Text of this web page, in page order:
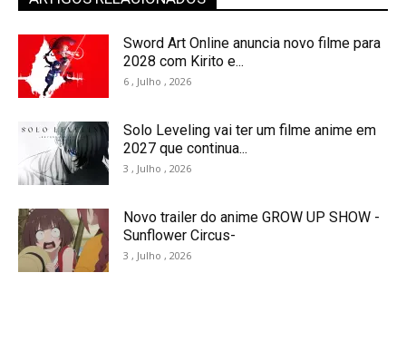
Sword Art Online anuncia novo filme para
2028 com Kirito e...
6 , Julho , 2026
Solo Leveling vai ter um filme anime em
2027 que continua...
3 , Julho , 2026
Novo trailer do anime GROW UP SHOW -
Sunflower Circus-
3 , Julho , 2026